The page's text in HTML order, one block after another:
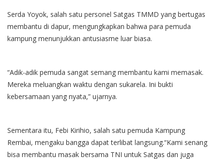
Serda Yoyok, salah satu personel Satgas TMMD yang bertugas
membantu di dapur, mengungkapkan bahwa para pemuda
kampung menunjukkan antusiasme luar biasa.
“Adik-adik pemuda sangat semang membantu kami memasak.
Mereka meluangkan waktu dengan sukarela. Ini bukti
kebersamaan yang nyata,” ujarnya.
Sementara itu, Febi Kirihio, salah satu pemuda Kampung
Rembai, mengaku bangga dapat terlibat langsung.“Kami senang
bisa membantu masak bersama TNI untuk Satgas dan juga